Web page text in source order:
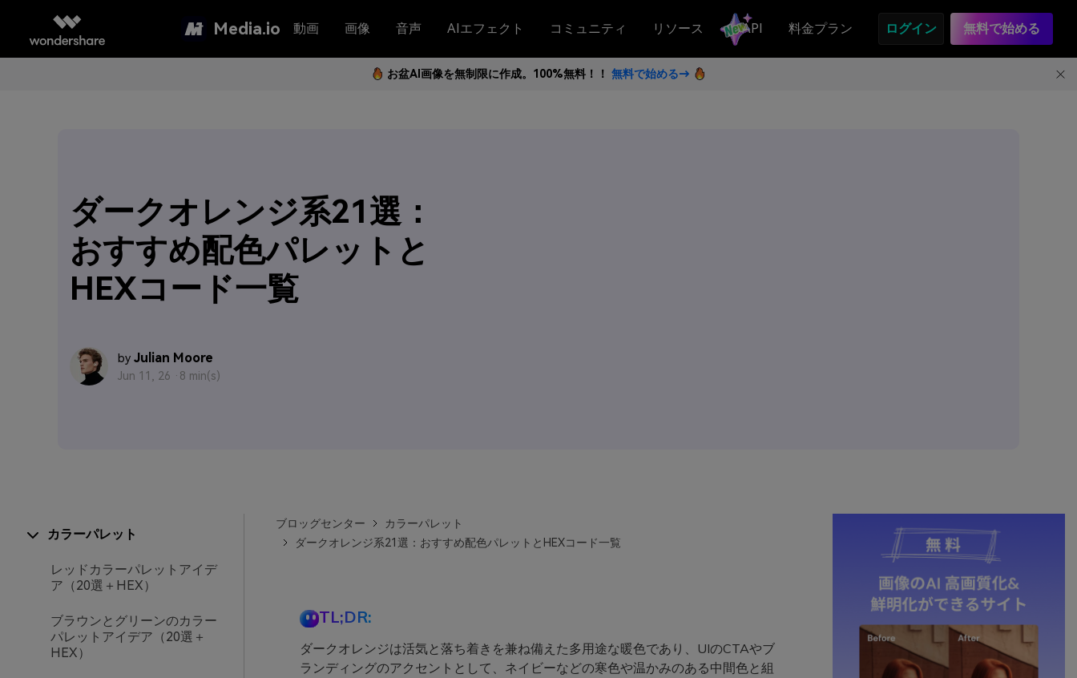
Media.io 動画 画像 音声 AIエフェクト コミュニティ リソース API 料金プラン ログイン 無料で始める
お盆AI画像を無制限に作成。100%無料！！ 無料で始める→
ダークオレンジ系21選：
おすすめ配色パレットと
HEXコード一覧
by Julian Moore
Jun 11, 26 · 8 min(s)
カラーパレット
レッドカラーパレットアイデ
ア（20選＋HEX）
ブラウンとグリーンのカラー
パレットアイデア（20選＋
HEX）
ブロッグセンター
カラーパレット
ダークオレンジ系21選：おすすめ配色パレットとHEXコード一覧
TL;DR:
ダークオレンジは活気と落ち着きを兼ね備えた多用途な暖色であり、UIのCTAやブ
ランディングのアクセントとして、ネイビーなどの寒色や温かみのある中間色と組